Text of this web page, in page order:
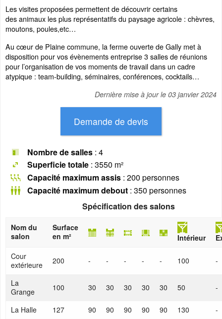
Les visitesproposées permettent de découvrir certains
des animaux les plus représentatifs du paysage agricole : chèvres,
moutons, poules,etc…
Au cœur de Plaine commune, la ferme ouverte de Gally met à
disposition pour vos évènements entreprise 3 salles de réunions
pour l’organisation de vos moments de travail dans un cadre
atypique : team-building, séminaires, conférences, cocktails…
Dernière mise à jour le 03 janvier 2024
Nombre de salles : 4
Superficie totale : 3550 m²
Capacité maximum assis : 200 personnes
Capacité maximum debout : 350 personnes
Spécification des salons
Nom du
salon
Surface
en m²
Intérieur
Cour
extérieure
200 - - - - - 100 -
La
Grange
100 30 30 30 30 30 50 -
La Halle 127 90 90 90 90 90 130
-